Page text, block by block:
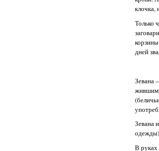
клочка,
Только
дней
Зевана
Зевана
одежды)
В руках